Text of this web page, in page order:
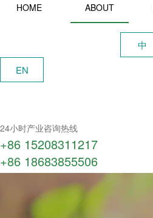
HOME
ABOUT
中
EN
24小时产业咨询热线
+86 15208311217​
+86 18683855506